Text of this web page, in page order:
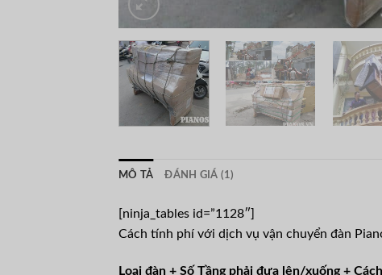
MÔ TẢ ĐÁNH GIÁ (1)
[ninja_tables id=”1128″]
Cách tính phí với dịch vụ vận chuyển đàn
Loại đàn + Số Tầng phải đưa lên/xuống +